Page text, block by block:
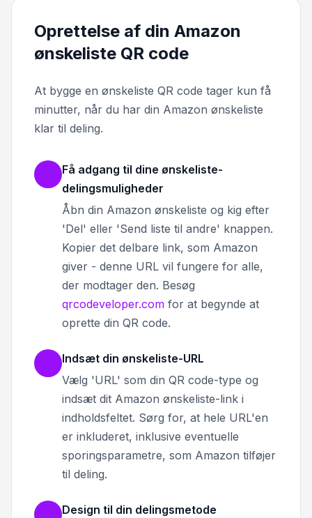
Oprettelse af din Amazon
ønskeliste QR code
At bygge en ønskeliste QR code tager kun få
minutter, når du har din Amazon ønskeliste
klar til deling.
Få adgang til dine ønskeliste-
delingsmuligheder
Åbn din Amazon ønskeliste og kig efter
'Del' eller 'Send liste til andre' knappen.
Kopier det delbare link, som Amazon
giver - denne URL vil fungere for alle,
der modtager den. Besøg
qrcodeveloper.com for at begynde at
oprette din QR code.
Indsæt din ønskeliste-URL
Vælg 'URL' som din QR code-type og
indsæt dit Amazon ønskeliste-link i
indholdsfeltet. Sørg for, at hele URL'en
er inkluderet, inklusive eventuelle
sporingsparametre, som Amazon tilføjer
til deling.
Design til din delingsmetode